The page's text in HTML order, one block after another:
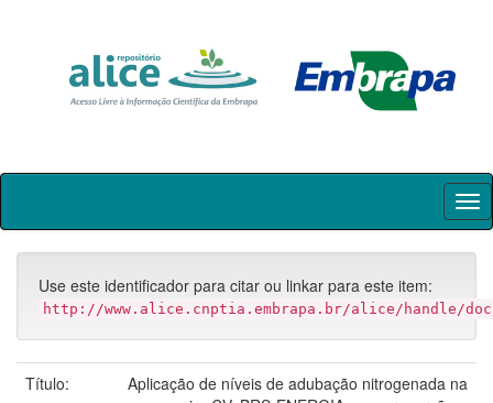
Skip
Use este identificador para citar ou linkar para este item:
http://www.alice.cnptia.embrapa.br/alice/handle/
Título:
Aplicação de níveis de adubação nitrogenada na